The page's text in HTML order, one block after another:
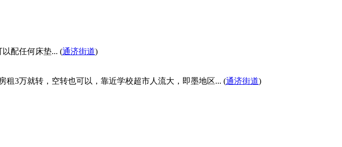
配任何床垫... (通济街道)
3万就转，空转也可以，靠近学校超市人流大，即墨地区... (通济街道)